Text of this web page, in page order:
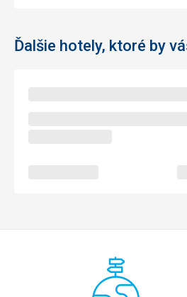
Ďalšie hotely, ktoré by